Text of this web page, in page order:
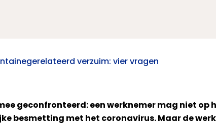
verzuim: vier vragen
geconfronteerd: een werknemer mag niet op
besmetting met het coronavirus. Maar de